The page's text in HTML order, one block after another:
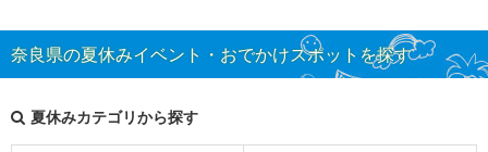
奈良県の夏休みイベント・おでかけスポットを探す
夏休みカテゴリから探す